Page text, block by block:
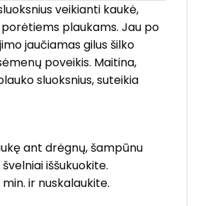
veikianti kaukė,
plaukams. Jau po
jaučiamas gilus šilko
poveikis. Maitina,
sluoksnius, suteikia
ant drėgnų, šampūnu
iššukuokite.
ir nuskalaukite.